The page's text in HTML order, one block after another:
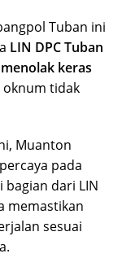
Tuban ini
LIN DPC Tuban
keras
tidak
Muanton
pada
dari LIN
memastikan
sesuai